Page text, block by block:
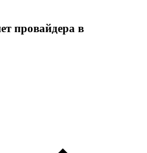
провайдера в